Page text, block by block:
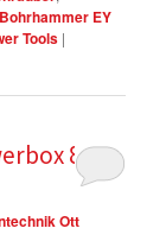
EY
Tools |
8 18
Ott